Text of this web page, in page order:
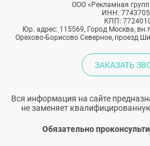
ООО «Рекламная
ИНН:
КПП:
Юр. адрес: 115569, Город Москва,
Орехово-Борисово Северное, проезд
ЗАКАЗАТЬ
Вся информация на сайте
не заменяет
Обязательно